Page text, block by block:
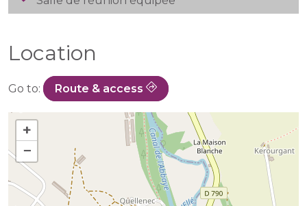
Location
Go to: Route & access
+
−